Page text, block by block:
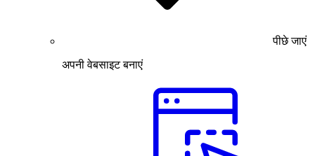
पीछे जाएं
अपनी वेबसाइट बनाएं